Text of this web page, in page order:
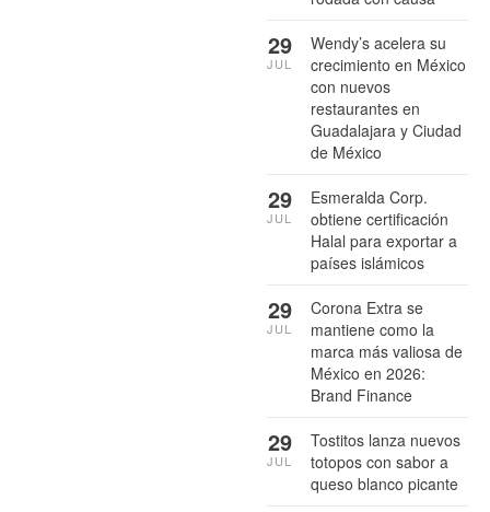
Wendy’s acelera su
crecimiento en México
con nuevos
restaurantes en
Guadalajara y Ciudad
de México
29
JUL
Esmeralda Corp.
obtiene certificación
Halal para exportar a
países islámicos
29
JUL
Corona Extra se
mantiene como la
marca más valiosa de
México en 2026:
Brand Finance
29
JUL
Tostitos lanza nuevos
totopos con sabor a
queso blanco picante
29
JUL